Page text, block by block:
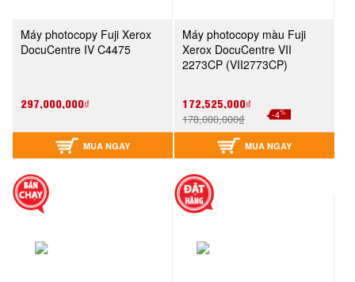
Máy photocopy Fuji Xerox
DocuCentre IV C4475
297,000,000₫
MUA NGAY
Máy photocopy màu Fuji
Xerox DocuCentre VII
2273CP (VII2773CP)
172,525,000₫
178,000,000₫ -4%
MUA NGAY